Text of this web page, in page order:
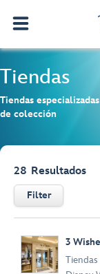
Tiendas
Tiendas
de colección
28 Resultados
Filter
3
Tiendas